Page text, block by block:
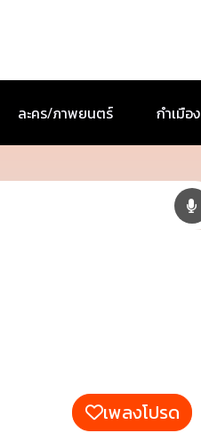
ละคร/ภาพยนตร์ กำเมือง
เพลงโปรด